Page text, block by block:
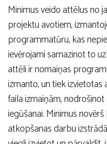
Minimus veido attēlus no
projektu avotiem,
programmatūru, kas
ievērojami samazinot to
attēli ir nomaiņas
izmanto, un tiek izvietotas
faila izmaiņām,
iegūšanai. Minimus
atkopšanas darbu